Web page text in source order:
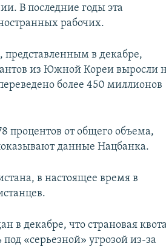
В последние годы эта
рабочих.
в декабре,
из Южной Кореи выросли
более 450 миллионов
процентов от общего объема,
данные Нацбанка.
в настоящее время в
в декабре, что страновая квота
«серьезной» угрозой из-за